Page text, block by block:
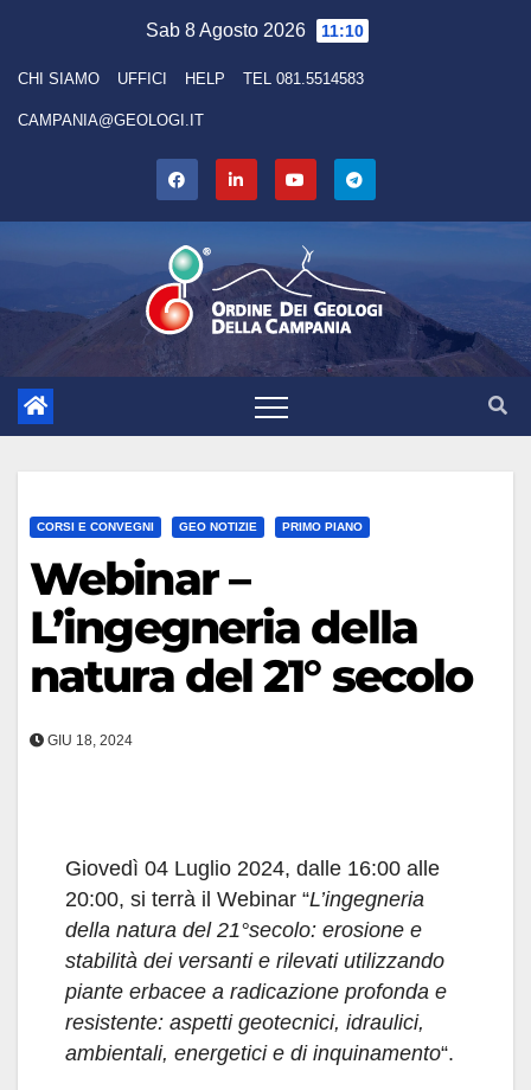
content
Sab 8 Agosto 2026 11:10
CHI SIAMO UFFICI HELP TEL 081.5514583
CAMPANIA@GEOLOGI.IT
CORSI E CONVEGNI GEO NOTIZIE PRIMO PIANO
Webinar –
L’ingegneria della
natura del 21° secolo
GIU 18, 2024
Giovedì 04 Luglio 2024, dalle 16:00 alle
20:00, si terrà il Webinar “L’ingegneria
della natura del 21°secolo: erosione e
stabilità dei versanti e rilevati utilizzando
piante erbacee a radicazione profonda e
resistente: aspetti geotecnici, idraulici,
ambientali, energetici e di inquinamento“.